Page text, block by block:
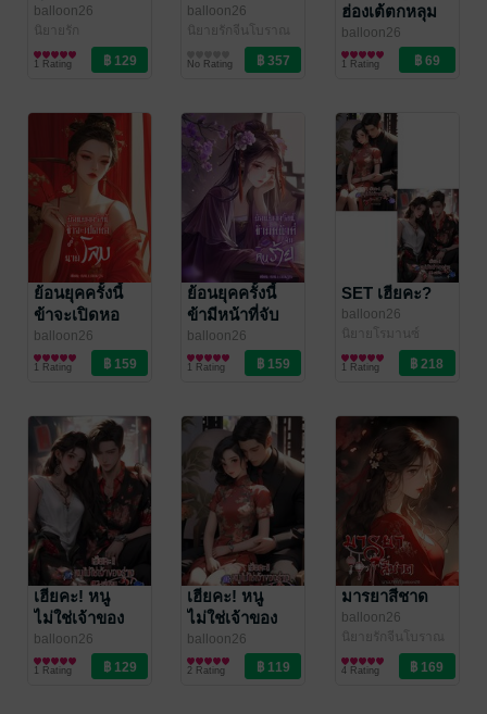
balloon26
นิยายรัก
1 Rating
balloon26
นิยายรักจีนโบราณ
No Rating
ฮ่องเต้ตกหลุม
รัก
balloon26
นิยายรักจีนโบราณ
1 Rating
ย้อนยุคครั้งนี้
ข้าจะเปิดหอ
นายโลม!
balloon26
นิยายรักจีนโบราณ
1 Rating
ย้อนยุคครั้งนี้
ข้ามีหน้าที่จับ
คนร้าย!
balloon26
นิยายรักจีนโบราณ
1 Rating
SET เฮียคะ?
balloon26
นิยายโรมานซ์
1 Rating
เฮียคะ! หนู
ไม่ใช่เจ้าของ
ร่าง 2 (เล่มจบ)
balloon26
นิยายโรมานซ์
1 Rating
เฮียคะ! หนู
ไม่ใช่เจ้าของ
ร่าง 1
balloon26
นิยายโรมานซ์
2 Rating
มารยาสีชาด
balloon26
นิยายรักจีนโบราณ
4 Rating